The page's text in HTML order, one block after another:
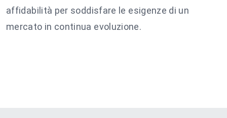
affidabilità per soddisfare le esigenze di un
mercato in continua evoluzione.